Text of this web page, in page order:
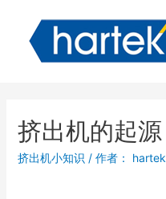
挤出机的起源
挤出机小知识 / 作者： hartek